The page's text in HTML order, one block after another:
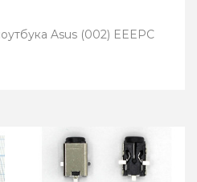
Asus (002) EEEPC